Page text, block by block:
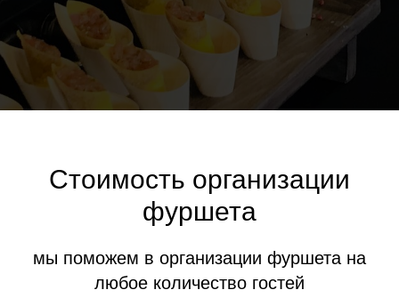
Стоимость организации
фуршета
мы поможем в организации фуршета на
любое количество гостей